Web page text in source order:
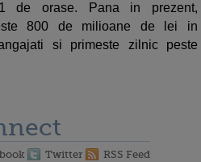
de orase. Pana in prezent,
800 de milioane de lei in
si primeste zilnic peste
Twitter RSS Feed